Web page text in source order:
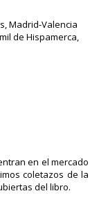
Madrid-Valencia
de Hispamerca,
en el mercado
coletazos de la
del libro.